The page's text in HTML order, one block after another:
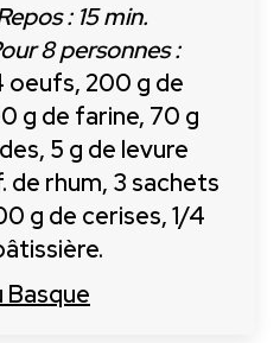
: 15 min.
8 personnes :
oeufs, 200 g de
g de farine, 70 g
5 g de levure
de rhum, 3 sachets
g de cerises, 1/4
Basque